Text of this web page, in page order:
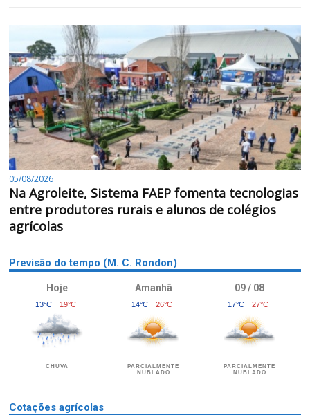
05/08/2026
Na Agroleite, Sistema FAEP fomenta tecnologias
entre produtores rurais e alunos de colégios
agrícolas
Previsão do tempo (M. C. Rondon)
Hoje
13°C 19°C
CHUVA
Amanhã
14°C 26°C
PARCIALMENTE
NUBLADO
09 / 08
17°C 27°C
PARCIALMENTE
NUBLADO
Cotações agrícolas